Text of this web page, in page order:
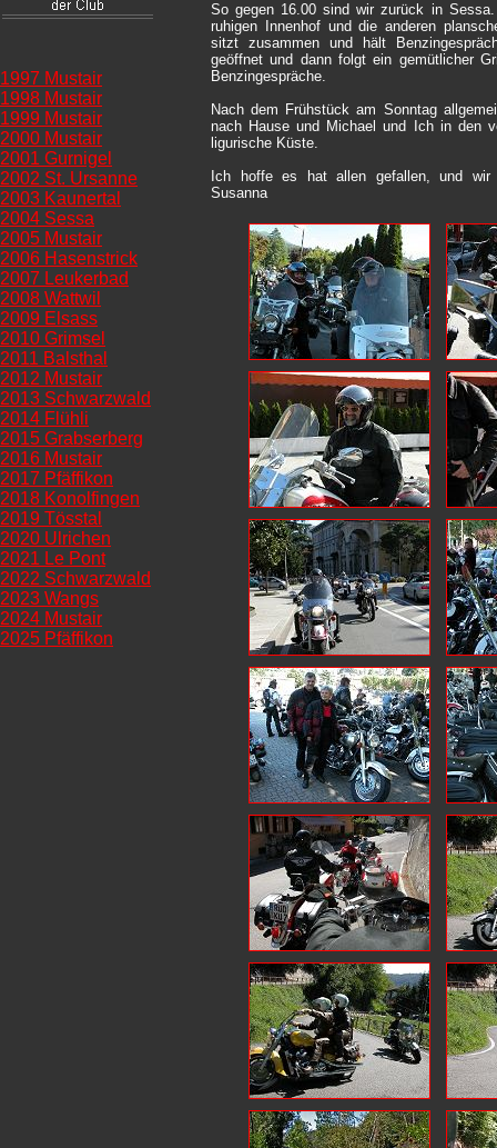
1997 Mustair
1998 Mustair
1999 Mustair
2000 Mustair
2001 Gurnigel
2002 St. Ursanne
2003 Kaunertal
2004 Sessa
2005 Mustair
2006 Hasenstrick
2007 Leukerbad
2008 Wattwil
2009 Elsass
2010 Grimsel
2011 Balsthal
2012 Mustair
2013 Schwarzwald
2014 Flühli
2015 Grabserberg
2016 Mustair
2017 Pfäffikon
2018 Konolfingen
2019 Tösstal
2020 Ulrichen
2021 Le Pont
2022 Schwarzwald
2023 Wangs
2024 Mustair
2025 Pfäffikon
So gegen 16.00 sind wir zurück in
ruhigen Innenhof und die anderen
sitzt zusammen und hält
geöffnet und dann folgt ein gemütlicher
Benzingespräche.
Nach dem Frühstück am Sonntag
nach Hause und Michael und Ich in den
ligurische Küste.
Ich hoffe es hat allen gefallen, und wir
Susanna